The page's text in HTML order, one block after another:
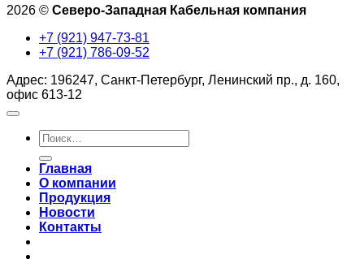
2026 © Северо-Западная Кабельная компания
+7 (921) 947-73-81
+7 (921) 786-09-52
Адрес: 196247, Санкт-Петербург, Ленинский пр., д. 160,
офис 613-12
Искать:
Главная
О компании
Продукция
Новости
Контакты